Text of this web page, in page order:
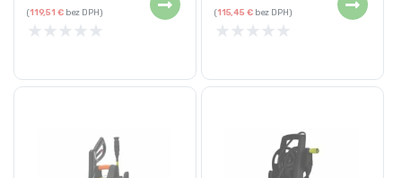
(119,51 €bez DPH)
★ ★ ★ ★ ★
(115,45 €bez DPH)
★ ★ ★ ★ ★